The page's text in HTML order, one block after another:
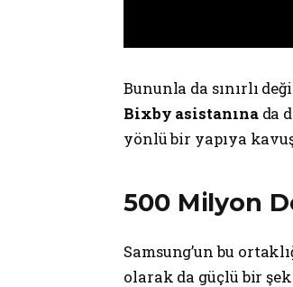
Bununla da sınırlı
Bixby asistanınada
yönlü bir yapıya
500 Milyon
Samsung’un bu
olarak da güçlü bir